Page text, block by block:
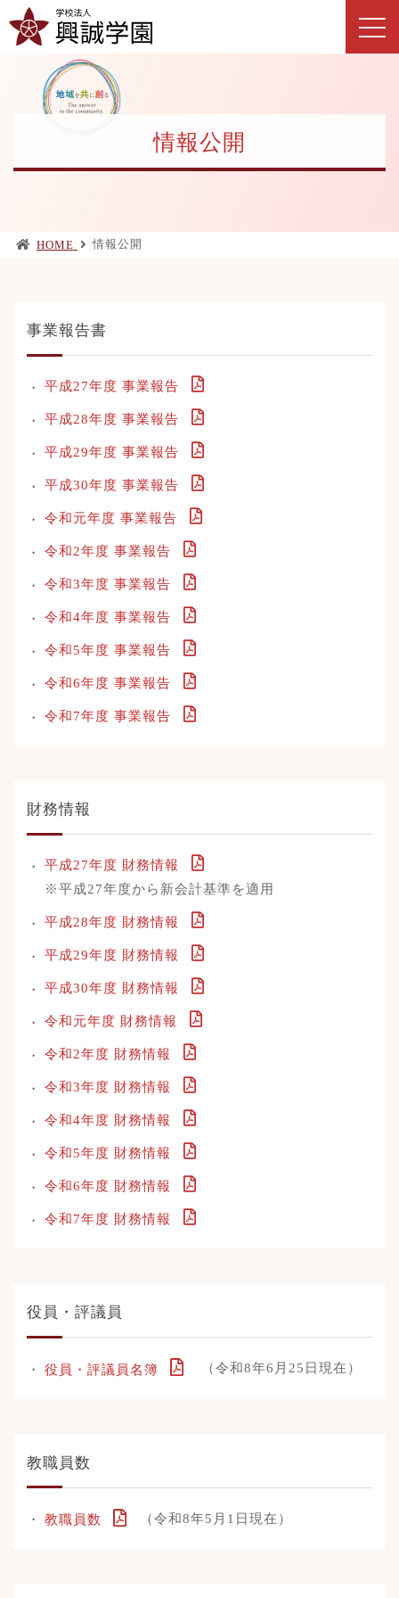
情報公開
HOME 情報公開
事業報告書
平成27年度 事業報告
平成28年度 事業報告
平成29年度 事業報告
平成30年度 事業報告
令和元年度 事業報告
令和2年度 事業報告
令和3年度 事業報告
令和4年度 事業報告
令和5年度 事業報告
令和6年度 事業報告
令和7年度 事業報告
財務情報
平成27年度 財務情報
※平成27年度から新会計基準を適用
平成28年度 財務情報
平成29年度 財務情報
平成30年度 財務情報
令和元年度 財務情報
令和2年度 財務情報
令和3年度 財務情報
令和4年度 財務情報
令和5年度 財務情報
令和6年度 財務情報
令和7年度 財務情報
役員・評議員
役員・評議員名簿 （令和8年6月25日現在）
教職員数
教職員数 （令和8年5月1日現在）